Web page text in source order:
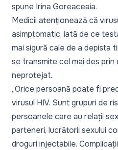
spune Irina Goreaceaia.
Medicii atenționează că
asimptomatic, iată de ce
mai sigură cale de a depista
se transmite cel mai des
neprotejat.
„Orice persoană poate fi
virusul HIV. Sunt grupuri de
persoanele care au relații
parteneri, lucrătorii sexului
droguri injectabile.